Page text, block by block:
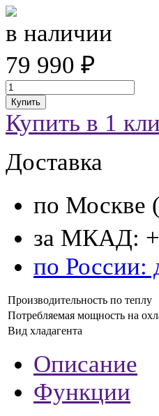
в наличии
79 990 ₽
Купить
Купить в 1
Доставка
по Москве
за МКАД:
по России:
Производительность по теплу
Потребляемая мощность на
Вид хладагента
Описание
Функции